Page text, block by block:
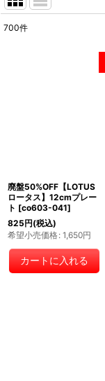
700件
廃盤50%OFF【LOTUS
ロータス】12cmプレー
ト [co603-041]
825円(税込)
希望小売価格: 1,650円
カートに入れる